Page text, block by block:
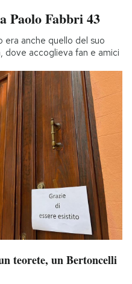
Paolo Fabbri 43
anche quello del suo
dove accoglieva fan e amici
teorete, un Bertoncelli